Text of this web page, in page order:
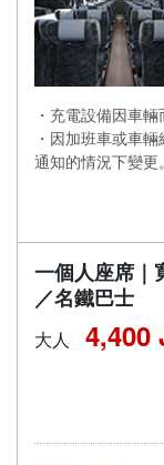
・充電設備因車
・因加班車或車
通知的情況下變更
一個人座席｜
／名鐵巴士
大人 4,400